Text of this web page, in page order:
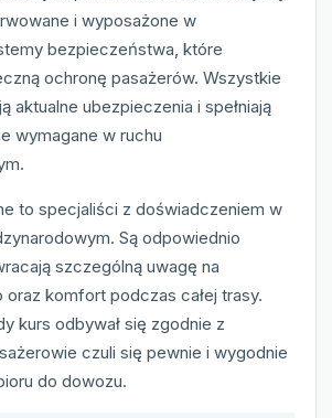
i wyposażone w
bezpieczeństwa, które
ochronę pasażerów. Wszystkie
aktualne ubezpieczenia i spełniają
wymagane w ruchu
to specjaliści z doświadczeniem w
Są odpowiednio
szczególną uwagę na
komfort podczas całej trasy.
kurs odbywał się zgodnie z
czuli się pewnie i wygodnie
do dowozu.